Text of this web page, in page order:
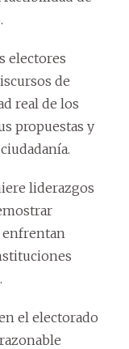
electores
de
real de los
propuestas y
liderazgos
enfrentan
el electorado